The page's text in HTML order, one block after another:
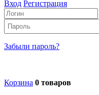
Вход Регистрация
Забыли пароль?
Корзина 0 товаров